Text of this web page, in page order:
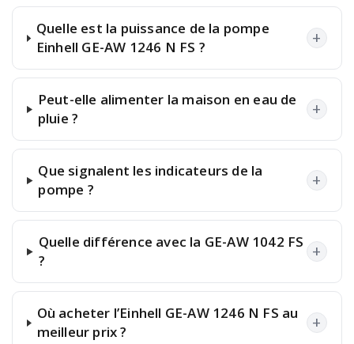
Quelle est la puissance de la pompe
Einhell GE-AW 1246 N FS ?
+
Peut-elle alimenter la maison en eau de
pluie ?
+
Que signalent les indicateurs de la
pompe ?
+
Quelle différence avec la GE-AW 1042 FS
?
+
Où acheter l’Einhell GE-AW 1246 N FS au
meilleur prix ?
+